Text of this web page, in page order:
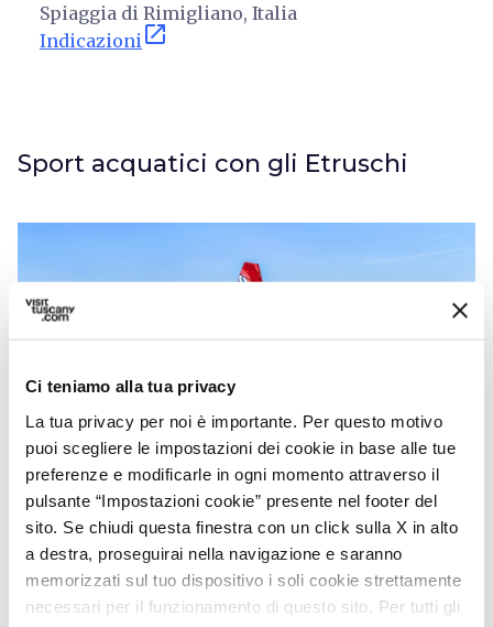
Ci teniamo alla tua privacy
La tua privacy per noi è importante. Per questo motivo
puoi scegliere le impostazioni dei cookie in base alle tue
preferenze e modificarle in ogni momento attraverso il
pulsante “Impostazioni cookie” presente nel footer del
sito. Se chiudi questa finestra con un click sulla X in alto
a destra, proseguirai nella navigazione e saranno
memorizzati sul tuo dispositivo i soli cookie strettamente
necessari per il funzionamento di questo sito. Per tutti gli
Spiaggia di Rimigliano, Italia
Indicazioni open_in_new
Sport acquatici con gli Etruschi
Wind surf - Credit: Ambito Costa degli Etruschi
A sud della Val di Cornia gli sport a contatto
con il mare si concentrano nelGolfo di